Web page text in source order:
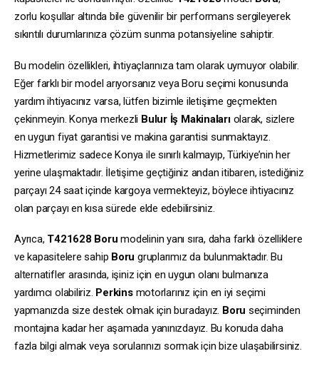
zorlu koşullar altında bile güvenilir bir performans sergileyerek
sıkıntılı durumlarınıza çözüm sunma potansiyeline sahiptir.
Bu modelin özellikleri, ihtiyaçlarınıza tam olarak uymuyor olabilir.
Eğer farklı bir model arıyorsanız veya Boru seçimi konusunda
yardım ihtiyacınız varsa, lütfen bizimle iletişime geçmekten
çekinmeyin. Konya merkezli Bulur İş Makinalarıolarak, sizlere
en uygun fiyat garantisi ve makina garantisi sunmaktayız.
Hizmetlerimiz sadece Konya ile sınırlı kalmayıp, Türkiye’nin her
yerine ulaşmaktadır. İletişime geçtiğiniz andan itibaren, istediğiniz
parçayı 24 saat içinde kargoya vermekteyiz, böylece ihtiyacınız
olan parçayı en kısa sürede elde edebilirsiniz.
Ayrıca, T421628 Boru modelinin yanı sıra, daha farklı özelliklere
ve kapasitelere sahip Boru gruplarımız da bulunmaktadır. Bu
alternatifler arasında, işiniz için en uygun olanı bulmanıza
yardımcı olabiliriz. Perkinsmotorlarınız için en iyi seçimi
yapmanızda size destek olmak için buradayız. Boru seçiminden
montajına kadar her aşamada yanınızdayız. Bu konuda daha
fazla bilgi almak veya sorularınızı sormak için bize ulaşabilirsiniz.